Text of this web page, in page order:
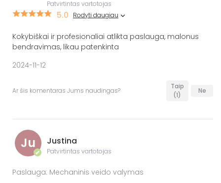
Patvirtintas vartotojas
5.0 Rodyti daugiau
Kokybiškai ir profesionaliai atlikta paslauga, malonus
bendravimas, likau patenkinta
2024-11-12
Ar šis komentaras Jums naudingas?
Taip
(1)
Ne
Ju
✔
Justina
Patvirtintas vartotojas
Paslauga: Mechaninis veido valymas